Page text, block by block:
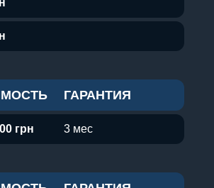
ГАРАНТИЯ
грн 3 мес